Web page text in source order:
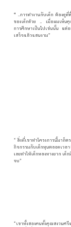
“
..การทำงานกับเด็ก ต้องดู
ของเด็กด้วย .. เมื่อผมเห็น
การศึกษาเป็นไปเช่นนั้น แต่
เสร็จแล้วแสนงาม”
“ สิ่งที่เขาทำโครงการนี้มาก็ต
กิจกรรมกับเด็กทุนตลอดเวล
เลยทำให้เด็กหลงทางยาก เ
จบ”
“เขาทั้งสองคนทั้งคุณสงวนศ